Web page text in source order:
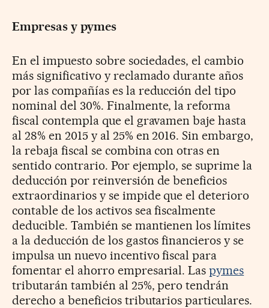
Empresas y pymes
En el impuesto sobre sociedades, el cambio
más significativo y reclamado durante años
por las compañías es la reducción del tipo
nominal del 30%. Finalmente, la reforma
fiscal contempla que el gravamen baje hasta
al 28% en 2015 y al 25% en 2016. Sin embargo,
la rebaja fiscal se combina con otras en
sentido contrario. Por ejemplo, se suprime la
deducción por reinversión de beneficios
extraordinarios y se impide que el deterioro
contable de los activos sea fiscalmente
deducible. También se mantienen los límites
a la deducción de los gastos financieros y se
impulsa un nuevo incentivo fiscal para
fomentar el ahorro empresarial. Laspymes
tributarán también al 25%, pero tendrán
derecho a beneficios tributarios particulares.